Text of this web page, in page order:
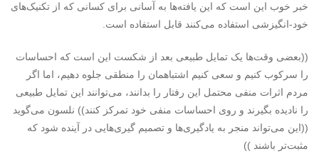
خبر خوب این است که این یافته‌ها به آسانی برای کسانی که از تکنیک‌های
خود-انگیزشی استفاده می‌کنند قابل استفاده است.
((بعضی وقت‌ها یک تمایل طبیعی بعد از شکست این است که احساسات
را سرکوب کنیم و سعی کنیم اشتباهمان را منطقی جلوه دهیم، اما اگر
مردم اثرات منفی محتمل این رفتار را بدانند، می‌توانند این تمایل طبیعی
را نادیده بگیرند و روی احساسات منفی خود تمرکز کنند)) نلسون می‌گوید
((این می‌تواند منجر به یادگیری‌ها و تصمیم گیری‌هایی در آینده‌ شود که
مثبت‌تر باشند ))